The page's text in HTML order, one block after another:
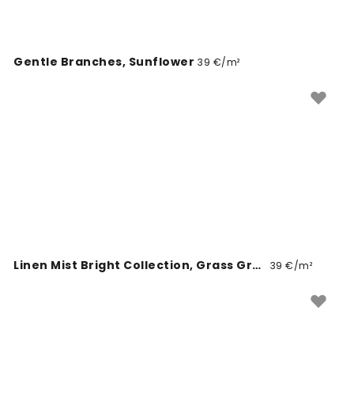
Gentle Branches, Sunflower 39 €/m²
Linen Mist Bright Collection, Grass Green 39 €/m²